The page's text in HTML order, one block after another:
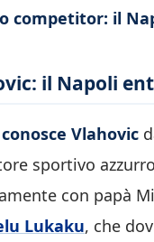
competitor: il
il Napoli
Vlahovic
sportivo
con papà
Lukaku, che